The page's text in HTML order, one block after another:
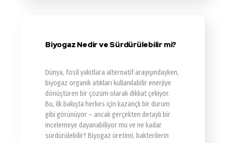
Biyogaz Nedir ve Sürdürülebilir mi?
Dünya, fosil yakıtlara alternatif arayışındayken,
biyogaz organik atıkları kullanılabilir enerjiye
dönüştüren bir çözüm olarak dikkat çekiyor.
Bu, ilk bakışta herkes için kazançlı bir durum
gibi görünüyor – ancak gerçekten detaylı bir
incelemeye dayanabiliyor mu ve ne kadar
sürdürülebilir? Biyogaz üretimi, bakterilerin